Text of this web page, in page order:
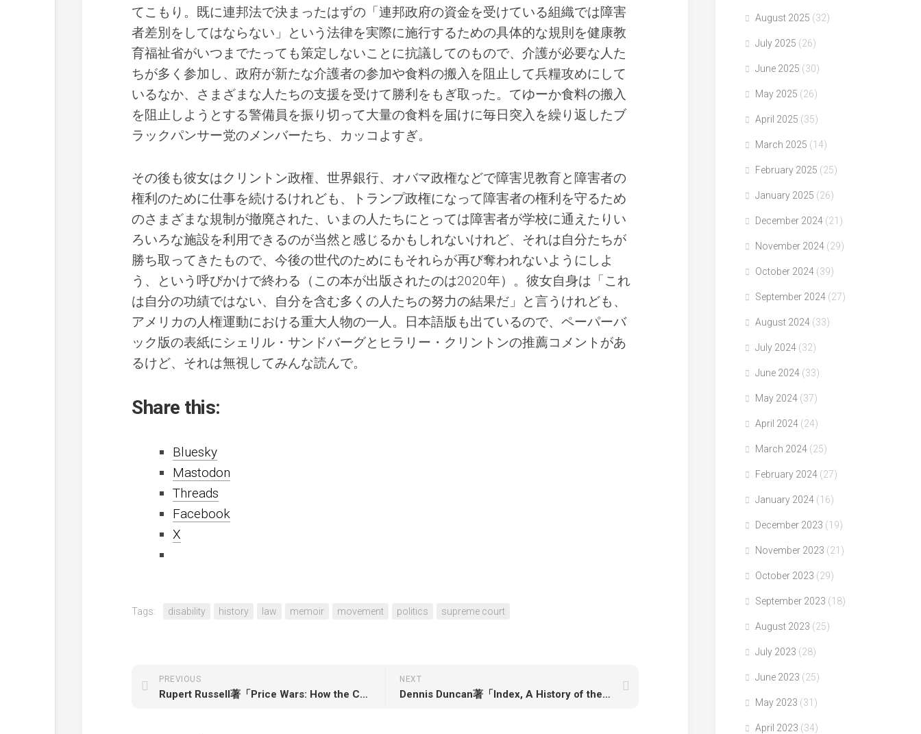
てこもり。既に連邦法で決まったはずの「連邦政府の資金を受けている組織では障害
者差別をしてはならない」という法律を実際に施行するための具体的な規則を健康教
育福祉省がいつまでたっても策定しないことに抗議してのもので、介護が必要な人た
ちが多く参加し、政府が新たな介護者の参加や食料の搬入を阻止して兵糧攻めにして
いるなか、さまざまな人たちの支援を受けて勝利をもぎ取った。てゆーか食料の搬入
を阻止しようとする警備員を振り切って大量の食料を届けに毎日突入を繰り返したブ
ラックパンサー党のメンバーたち、カッコよすぎ。
その後も彼女はクリントン政権、世界銀行、オバマ政権などで障害児教育と障害者の
権利のために仕事を続けるけれども、トランプ政権になって障害者の権利を守るため
のさまざまな規制が撤廃された、いまの人たちにとっては障害者が学校に通えたりい
ろいろな施設を利用できるのが当然と感じるかもしれないけれど、それは自分たちが
勝ち取ってきたもので、今後の世代のためにもそれらが再び奪われないようにしよ
う、という呼びかけで終わる（この本が出版されたのは2020年）。彼女自身は「これ
は自分の功績ではない、自分を含む多くの人たちの努力の結果だ」と言うけれども、
アメリカの人権運動における重大人物の一人。日本語版も出ているので、ペーパーバ
ック版の表紙にシェリル・サンドバーグとヒラリー・クリントンの推薦コメントがあ
るけど、それは無視してみんな読んで。
Share this:
Bluesky
Mastodon
Threads
Facebook
X
Tags: disability history law memoir movement politics supreme court
NEXT
Dennis Duncan著「Index, A History of the: A Bookish Adventure」
PREVIOUS
Rupert Russell著「Price Wars: How the Commodities Markets Made Our Chaotic World」
August 2025 (32)
July 2025 (26)
June 2025 (30)
May 2025 (26)
April 2025 (35)
March 2025 (14)
February 2025 (25)
January 2025 (26)
December 2024 (21)
November 2024 (29)
October 2024 (39)
September 2024 (27)
August 2024 (33)
July 2024 (32)
June 2024 (33)
May 2024 (37)
April 2024 (24)
March 2024 (25)
February 2024 (27)
January 2024 (16)
December 2023 (19)
November 2023 (21)
October 2023 (29)
September 2023 (18)
August 2023 (25)
July 2023 (28)
June 2023 (25)
May 2023 (31)
April 2023 (34)